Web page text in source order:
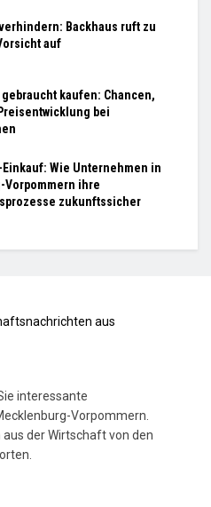
Backhaus ruft zu
auf
kaufen: Chancen,
bei
Einkauf: Wie Unternehmen in
Vorpommern ihre
zukunftssicher
interessante
Vorpommern.
der Wirtschaft von den